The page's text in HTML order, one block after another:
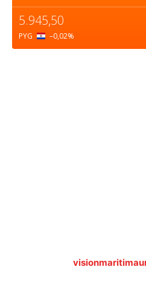
5.945,50
PYG –0,02%